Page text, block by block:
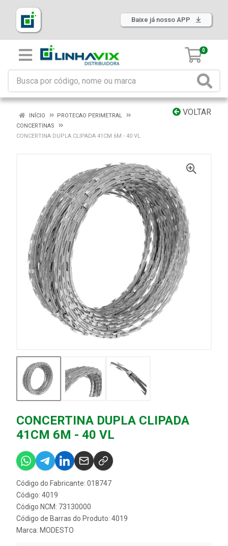
Baixe já nosso APP
0
VOLTAR
INÍCIO
PROTECAO PERIMETRAL
CONCERTINAS
CONCERTINA DUPLA CLIPADA 41CM 6M - 40 VL
CONCERTINA DUPLA CLIPADA
41CM 6M - 40 VL
Código do Fabricante: 018747
Código: 4019
Código NCM: 73130000
Código de Barras do Produto: 4019
Marca: MODESTO